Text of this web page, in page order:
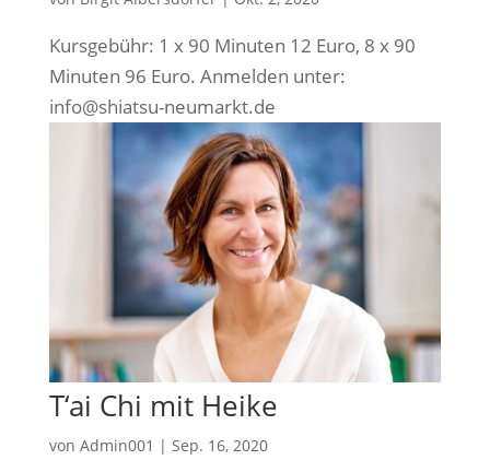
Kurs­ge­bühr: 1 x 90 Minu­ten 12 Euro, 8 x 90
Minu­ten 96 Euro. Anmel­den unter:
info@shiatsu-neumarkt.de
T‘ai Chi mit Heike
von Admin001 | Sep. 16, 2020